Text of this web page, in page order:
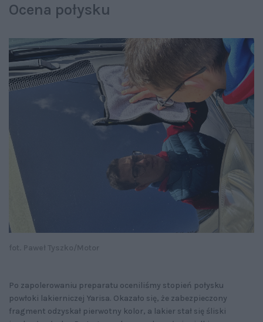
Ocena połysku
Po zapolerowaniu preparatu oceniliśmy stopień połysku
powłoki lakierniczej Yarisa. Okazało się, że zabezpieczony
fragment odzyskał pierwotny kolor, a lakier stał się śliski